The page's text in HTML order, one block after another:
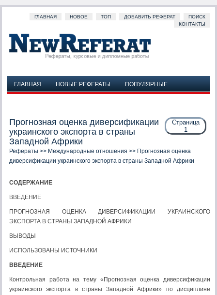
ГЛАВНАЯ НОВОЕ ТОП ДОБАВИТЬ РЕФЕРАТ
ПОИСК
КОНТАКТЫ
ГЛАВНАЯ НОВЫЕ РЕФЕРАТЫ
ПОПУЛЯРНЫЕ
Страница
1
Прогнозная оценка диверсификации
украинского экспорта в страны
Западной Африки
Рефераты >> Международные отношения >> Прогнозная оценка
диверсификации украинского экспорта в страны Западной Африки
СОДЕРЖАНИЕ
ВВЕДЕНИЕ
ПРОГНОЗНАЯ ОЦЕНКА ДИВЕРСИФИКАЦИИ УКРАИНСКОГО
ЭКСПОРТА В СТРАНЫ ЗАПАДНОЙ АФРИКИ
ВЫВОДЫ
ИСПОЛЬЗОВАНЫ ИСТОЧНИКИ
ВВЕДЕНИЕ
Контрольная работа на тему «Прогнозная оценка диверсификации
украинского экспорта в страны Западной Африки» по дисциплине